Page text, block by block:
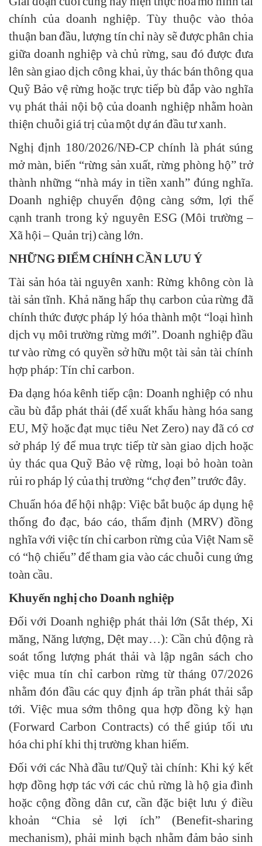
chính của doanh nghiệp. Tùy thuộc vào thỏa
thuận ban đầu, lượng tín chỉ này sẽ được phân chia
giữa doanh nghiệp và chủ rừng, sau đó được đưa
lên sàn giao dịch công khai, ủy thác bán thông qua
Quỹ Bảo vệ rừng hoặc trực tiếp bù đắp vào nghĩa
vụ phát thải nội bộ của doanh nghiệp nhằm hoàn
thiện chuỗi giá trị của một dự án đầu tư xanh.
Nghị định 180/2026/NĐ-CP chính là phát súng
mở màn, biến “rừng sản xuất, rừng phòng hộ” trở
thành những “nhà máy in tiền xanh” đúng nghĩa.
Doanh nghiệp chuyển động càng sớm, lợi thế
cạnh tranh trong kỷ nguyên ESG (Môi trường –
Xã hội – Quản trị) càng lớn.
NHỮNG ĐIỂM CHÍNH CẦN LƯU Ý
Tài sản hóa tài nguyên xanh: Rừng không còn là
tài sản tĩnh. Khả năng hấp thụ carbon của rừng đã
chính thức được pháp lý hóa thành một “loại hình
dịch vụ môi trường rừng mới”. Doanh nghiệp đầu
tư vào rừng có quyền sở hữu một tài sản tài chính
hợp pháp: Tín chỉ carbon.
Đa dạng hóa kênh tiếp cận: Doanh nghiệp có nhu
cầu bù đắp phát thải (để xuất khẩu hàng hóa sang
EU, Mỹ hoặc đạt mục tiêu Net Zero) nay đã có cơ
sở pháp lý để mua trực tiếp từ sàn giao dịch hoặc
ủy thác qua Quỹ Bảo vệ rừng, loại bỏ hoàn toàn
rủi ro pháp lý của thị trường “chợ đen” trước đây.
Chuẩn hóa để hội nhập: Việc bắt buộc áp dụng hệ
thống đo đạc, báo cáo, thẩm định (MRV) đồng
nghĩa với việc tín chỉ carbon rừng của Việt Nam sẽ
có “hộ chiếu” để tham gia vào các chuỗi cung ứng
toàn cầu.
Khuyến nghị cho Doanh nghiệp
Đối với Doanh nghiệp phát thải lớn (Sắt thép, Xi
măng, Năng lượng, Dệt may…): Cần chủ động rà
soát tổng lượng phát thải và lập ngân sách cho
việc mua tín chỉ carbon rừng từ tháng 07/2026
nhằm đón đầu các quy định áp trần phát thải sắp
tới. Việc mua sớm thông qua hợp đồng kỳ hạn
(Forward Carbon Contracts) có thể giúp tối ưu
hóa chi phí khi thị trường khan hiếm.
Đối với các Nhà đầu tư/Quỹ tài chính: Khi ký kết
hợp đồng hợp tác với các chủ rừng là hộ gia đình
hoặc cộng đồng dân cư, cần đặc biệt lưu ý điều
khoản “Chia sẻ lợi ích” (Benefit-sharing
mechanism), phải minh bạch nhằm đảm bảo sinh